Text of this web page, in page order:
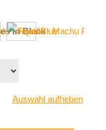
Auswahl aufheben